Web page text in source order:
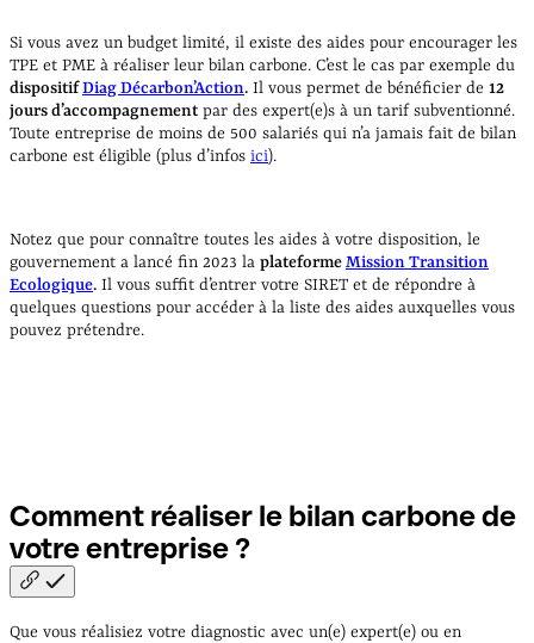
Si vous avez un budget limité, il existe des aides pour encourager les
TPE et PME à réaliser leur bilan carbone. C’est le cas par exemple du
dispositifDiag Décarbon’Action. Il vous permet de bénéficier de 12
jours d’accompagnement par des expert(e)s à un tarif subventionné.
Toute entreprise de moins de 500 salariés qui n’a jamais fait de bilan
carbone est éligible (plus d’infos ici).
Notez que pour connaître toutes les aides à votre disposition, le
gouvernement a lancé fin 2023 la plateformeMission Transition
Ecologique. Il vous suffit d’entrer votre SIRET et de répondre à
quelques questions pour accéder à la liste des aides auxquelles vous
pouvez prétendre.
Comment réaliser le bilan carbone de
votre entreprise ?
Que vous réalisiez votre diagnostic avec un(e) expert(e) ou en